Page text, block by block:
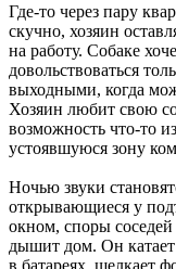
Где-то через пару
скучно, хозяин
на работу. Собаке
довольствоваться
выходными, когда
Хозяин любит свою
возможность что-то
устоявшуюся зону
Ночью звуки
открывающиеся у
окном, споры
дышит дом. Он
в батареях, щелкает